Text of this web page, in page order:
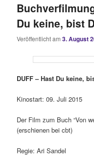
Du keine, bist
Veröffentlicht am3. August
DUFF – Hast Du keine,
Kinostart: 09. Juli 2015
Der Film zum Buch “Von
(erschienen bei cbt)
Regie: Ari Sandel